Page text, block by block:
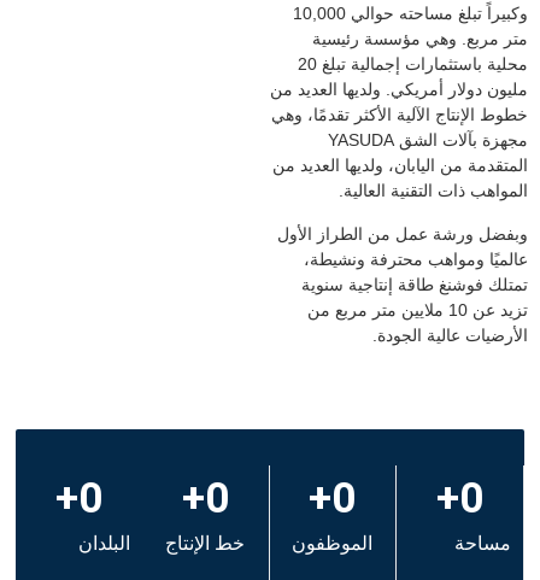
وكبيراً تبلغ مساحته حوالي 10,000
مربع. وهي مؤسسة رئيسية
محلية باستثمارات إجمالية تبلغ 20
دولار أمريكي. ولديها العديد من
الإنتاج الآلية الأكثر تقدمًا، وهي
مجهزة بآلات الشق YASUDA
من اليابان، ولديها العديد من
ذات التقنية العالية.
ورشة عمل من الطراز الأول
ومواهب محترفة ونشيطة،
فوشنغ طاقة إنتاجية سنوية
تزيد عن 10 ملايين متر مربع من
عالية الجودة.
مساحة
+
الموظفون
+
خط الإنتاج
+
البلدان
+